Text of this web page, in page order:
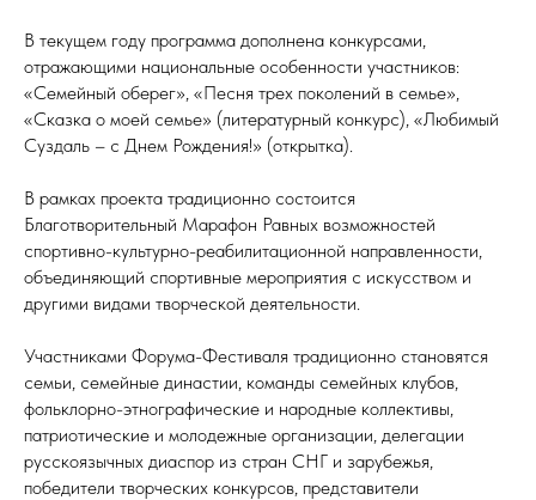
В текущем году программа дополнена конкурсами,
отражающими национальные особенности участников:
«Семейный оберег», «Песня трех поколений в семье»,
«Сказка о моей семье» (литературный конкурс), «Любимый
Суздаль – с Днем Рождения!» (открытка).
В рамках проекта традиционно состоится
Благотворительный Марафон Равных возможностей
спортивно-культурно-реабилитационной направленности,
объединяющий спортивные мероприятия с искусством и
другими видами творческой деятельности.
Участниками Форума-Фестиваля традиционно становятся
семьи, семейные династии, команды семейных клубов,
фольклорно-этнографические и народные коллективы,
патриотические и молодежные организации, делегации
русскоязычных диаспор из стран СНГ и зарубежья,
победители творческих конкурсов, представители